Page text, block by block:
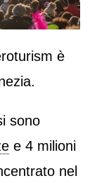
è
sono
e 4 milioni
nel